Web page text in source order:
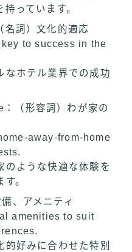
っています。
詞）文化的適応
to success in the
なホテル業界での成功
（形容詞）わが家の
away-from-home
のような快適な体験を
。
、アメニティ
amenities to suit
的好みに合わせた特別